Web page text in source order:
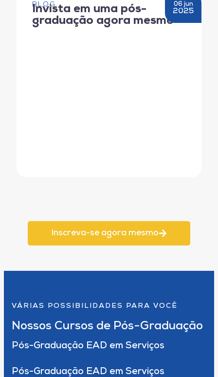
06 jun
2025
BLOG
Invista em uma pós-
graduação agora mesmo
Inscreva-se agora mesmo
VÁRIAS POSSIBILIDADES PARA VOCÊ
Nossos Cursos de Pós-Graduação
Pós-Graduação EAD em Serviços
Pós-Graduação EAD em Serviços